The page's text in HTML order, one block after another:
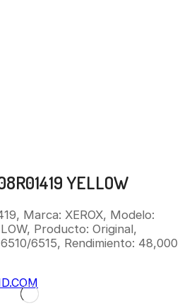
YELLOW
Marca: XEROX, Modelo:
Producto: Original,
6515, Rendimiento: 48,000